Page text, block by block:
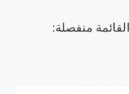
منفصلة: